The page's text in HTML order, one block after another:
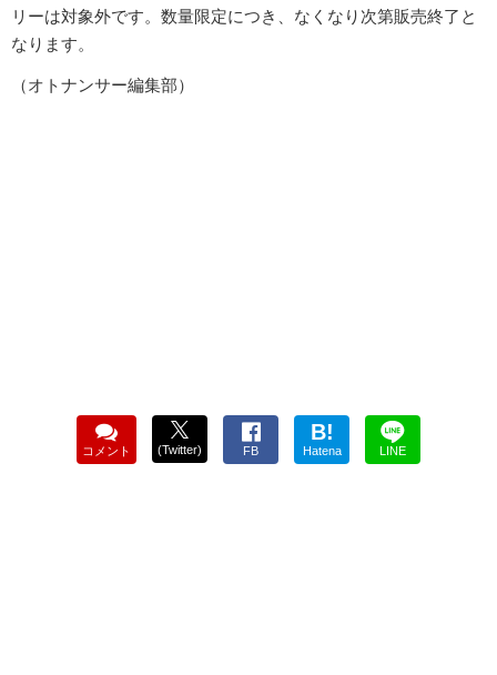
リーは対象外です。数量限定につき、なくなり次第販売終了と
なります。
（オトナンサー編集部）
コメント (Twitter) FB
B!
Hatena LINE